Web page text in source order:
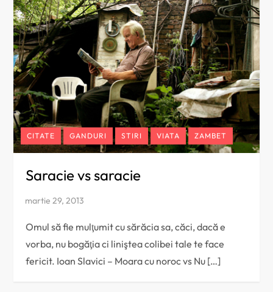
CITATE GANDURI STIRI VIATA ZAMBET
Saracie vs saracie
Omul să fie mulţumit cu sărăcia sa, căci, dacă e
vorba, nu bogăţia ci liniştea colibei tale te face
fericit. Ioan Slavici – Moara cu noroc vs Nu […]